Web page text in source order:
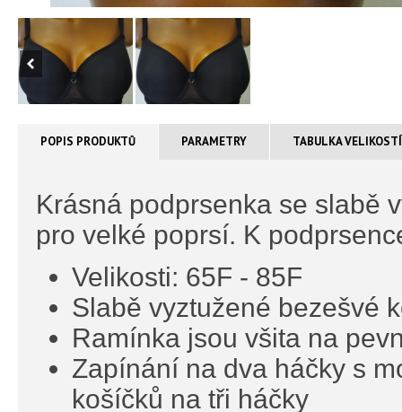
POPIS PRODUKTŮ PARAMETRY TABULKA
Krásná podprsenka se slabě
pro velké poprsí. K
Velikosti: 65F - 85F
Slabě vyztužené bezešvé
Ramínka jsou všita na
Zapínání na dva háčky s
košíčků na tři háčky